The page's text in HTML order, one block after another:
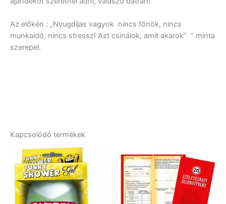
Az előkén : „Nyugdíjas vagyok nincs főnök, nincs
munkaidő, nincs stressz! Azt csinálok, amit akarok” ” minta
szerepel.
Kapcsolódó termékek